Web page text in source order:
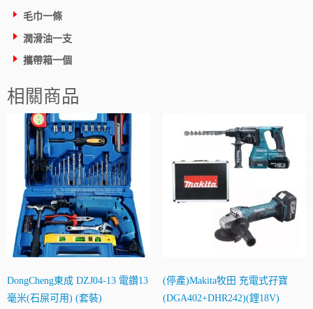
毛巾一條
潤滑油一支
攜帶箱一個
相關商品
DongCheng東成 DZJ04-13 電鑽13
毫米(石屎可用) (套裝)
(停產)Makita牧田 充電式孖寶
(DGA402+DHR242)(鋰18V)